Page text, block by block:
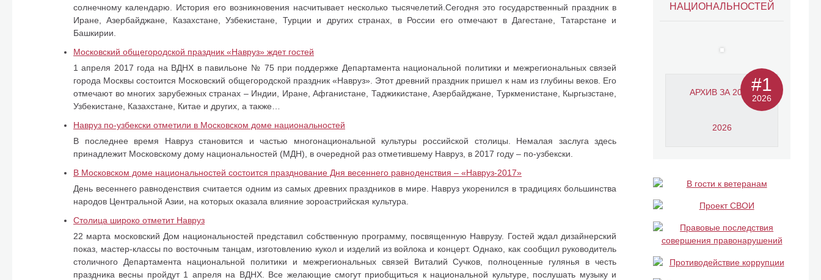
солнечному календарю. История его возникновения насчитывает несколько тысячелетий.Сегодня это государственный праздник в
Иране, Азербайджане, Казахстане, Узбекистане, Турции и других странах, в России его отмечают в Дагестане, Татарстане и
Башкирии.
Московский общегородской праздник «Навруз» ждет гостей
1 апреля 2017 года на ВДНХ в павильоне № 75 при поддержке Департамента национальной политики и межрегиональных связей
города Москвы состоится Московский общегородской праздник «Навруз». Этот древний праздник пришел к нам из глубины веков. Его
отмечают во многих зарубежных странах – Индии, Иране, Афганистане, Таджикистане, Азербайджане, Туркменистане, Кыргызстане,
Узбекистане, Казахстане, Китае и других, а также…
Навруз по-узбекски отметили в Московском доме национальностей
В последнее время Навруз становится и частью многонациональной культуры российской столицы. Немалая заслуга здесь
принадлежит Московскому дому национальностей (МДН), в очередной раз отметившему Навруз, в 2017 году – по-узбекски.
В Московском доме национальностей состоится празднование Дня весеннего равноденствия – «Навруз-2017»
День весеннего равноденствия считается одним из самых древних праздников в мире. Навруз укоренился в традициях большинства
народов Центральной Азии, на которых оказала влияние зороастрийская культура.
Столица широко отметит Навруз
22 марта московский Дом национальностей представил собственную программу, посвященную Наврузу. Гостей ждал дизайнерский
показ, мастер-классы по восточным танцам, изготовлению кукол и изделий из войлока и концерт. Однако, как сообщил руководитель
столичного Департамента национальной политики и межрегиональных связей Виталий Сучков, полноценные гулянья в честь
праздника весны пройдут 1 апреля на ВДНХ. Все желающие смогут приобщиться к национальной культуре, послушать музыку и
НАЦИОНАЛЬНОСТЕЙ
АРХИВ ЗА 2011-
2026
#1
2026